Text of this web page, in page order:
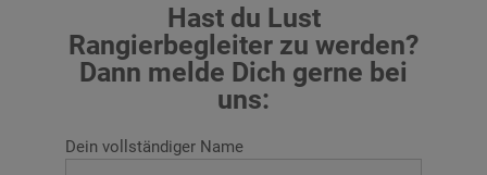
Hast du Lust
Rangierbegleiter zu werden?
Dann melde Dich gerne bei
uns:
Dein vollständiger Name